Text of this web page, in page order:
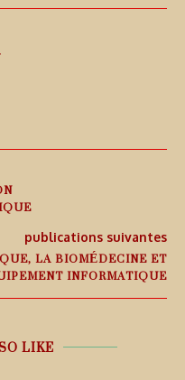
publications suivantes
LA BIOMÉDECINE ET
INFORMATIQUE
LIKE